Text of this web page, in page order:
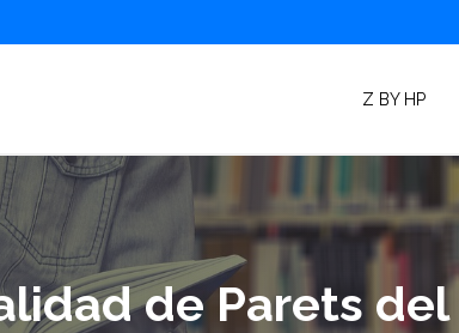
Z BY HP
de Parets del